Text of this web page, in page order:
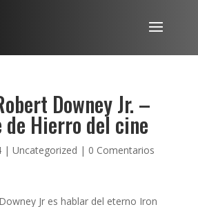
Downey Jr. –
de Hierro del cine
| Uncategorized | 0 Comentarios
Jr es hablar del eterno Iron